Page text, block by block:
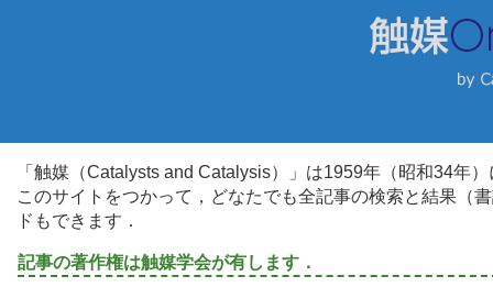
「触媒（Catalysts and Catalysis）」は1959年（昭和34年
このサイトをつかって，どなたでも全記事の検索と結果（
ドもできます．
記事の著作権は触媒学会が有します．